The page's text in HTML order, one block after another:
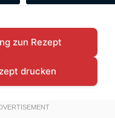
zun Rezept
drucken